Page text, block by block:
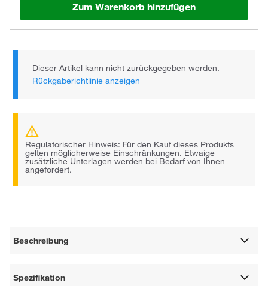
Zum Warenkorb hinzufügen
Dieser Artikel kann nicht zurückgegeben werden.
Rückgaberichtlinie anzeigen
Regulatorischer Hinweis: Für den Kauf dieses Produkts
gelten möglicherweise Einschränkungen. Etwaige
zusätzliche Unterlagen werden bei Bedarf von Ihnen
angefordert.
Beschreibung
Spezifikation